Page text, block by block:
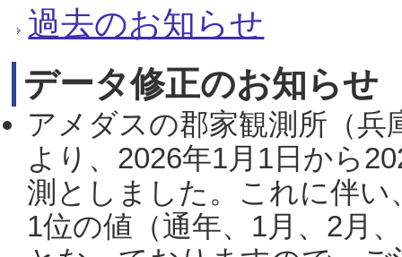
過去のお知らせ
データ修正のお知らせ
アメダスの郡家観測所（
より、2026年1月1日から
測としました。これに伴い
1位の値（通年、1月、2月